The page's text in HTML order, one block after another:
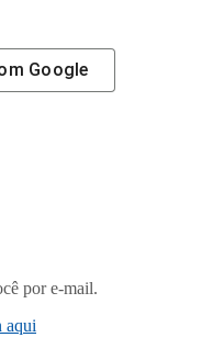
Google
por e-mail.
aqui